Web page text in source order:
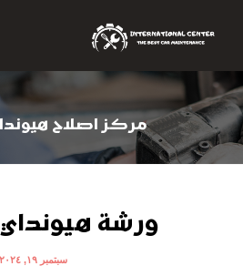
مركز اصلاح
ورشة
سبتمبر ١٩, ٢٠٢٤